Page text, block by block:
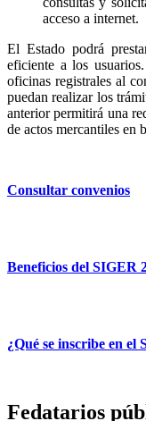
acceso a internet.
El Estado podrá
eficiente a los
oficinas registrales al
puedan realizar los
anterior permitirá una
de actos mercantiles en
Consultar convenios
Beneficios del SIGER
¿Qué se inscribe en el
Fedatarios